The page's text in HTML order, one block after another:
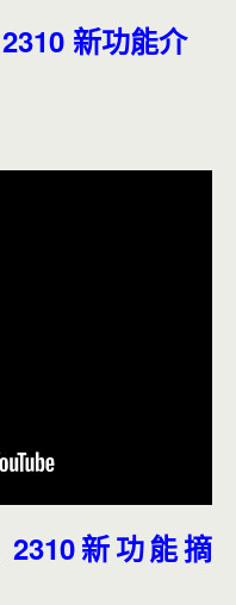
2310 新功能介
2310新功能摘